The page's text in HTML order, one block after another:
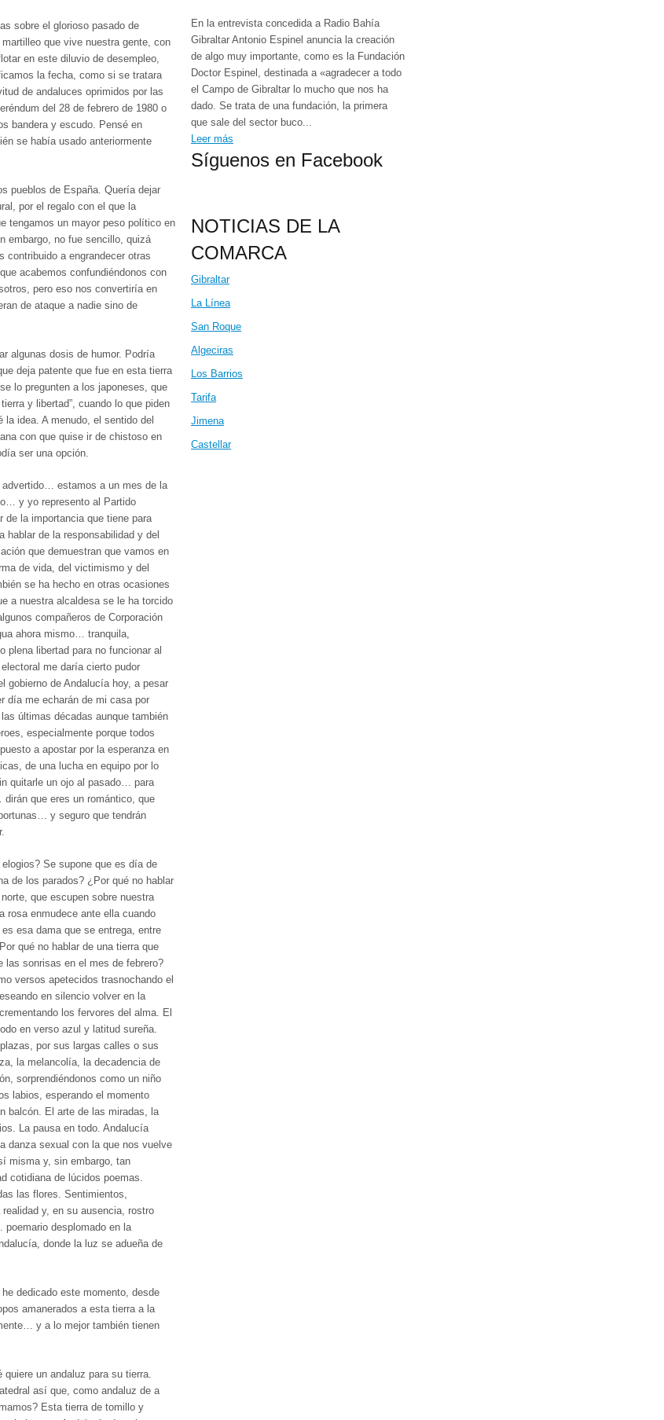
sobre el glorioso pasado de
que vive nuestra gente, con
en este diluvio de desempleo,
la fecha, como si se tratara
de andaluces oprimidos por las
del 28 de febrero de 1980 o
bandera y escudo. Pensé en
se había usado anteriormente
pueblos de España. Quería dejar
por el regalo con el que la
tengamos un mayor peso político en
embargo, no fue sencillo, quizá
contribuido a engrandecer otras
acabemos confundiéndonos con
pero eso nos convertiría en
de ataque a nadie sino de
algunas dosis de humor. Podría
deja patente que fue en esta tierra
lo pregunten a los japoneses, que
y libertad”, cuando lo que piden
idea. A menudo, el sentido del
con que quise ir de chistoso en
ser una opción.
advertido… estamos a un mes de la
y yo represento al Partido
la importancia que tiene para
de la responsabilidad y del
que demuestran que vamos en
de vida, del victimismo y del
se ha hecho en otras ocasiones
a nuestra alcaldesa se le ha torcido
compañeros de Corporación
ahora mismo… tranquila,
plena libertad para no funcionar al
me daría cierto pudor
gobierno de Andalucía hoy, a pesar
día me echarán de mi casa por
últimas décadas aunque también
especialmente porque todos
a apostar por la esperanza en
de una lucha en equipo por lo
quitarle un ojo al pasado… para
que eres un romántico, que
y seguro que tendrán
Se supone que es día de
de los parados? ¿Por qué no hablar
que escupen sobre nuestra
rosa enmudece ante ella cuando
esa dama que se entrega, entre
qué no hablar de una tierra que
las sonrisas en el mes de febrero?
versos apetecidos trasnochando el
en silencio volver en la
los fervores del alma. El
en verso azul y latitud sureña.
por sus largas calles o sus
la melancolía, la decadencia de
sorprendiéndonos como un niño
labios, esperando el momento
balcón. El arte de las miradas, la
La pausa en todo. Andalucía
danza sexual con la que nos vuelve
misma y, sin embargo, tan
cotidiana de lúcidos poemas.
las flores. Sentimientos,
y, en su ausencia, rostro
desplomado en la
donde la luz se adueña de
dedicado este momento, desde
amanerados a esta tierra a la
y a lo mejor también tienen
un andaluz para su tierra.
así que, como andaluz de a
Esta tierra de tomillo y
En la entrevista concedida a Radio Bahía
Gibraltar Antonio Espinel anuncia la creación
de algo muy importante, como es la Fundación
Doctor Espinel, destinada a «agradecer a todo
el Campo de Gibraltar lo mucho que nos ha
dado. Se trata de una fundación, la primera
que sale del sector buco...
Leer más
Síguenos en Facebook
NOTICIAS DE LA
COMARCA
Gibraltar
La Línea
San Roque
Algeciras
Los Barrios
Tarifa
Jimena
Castellar